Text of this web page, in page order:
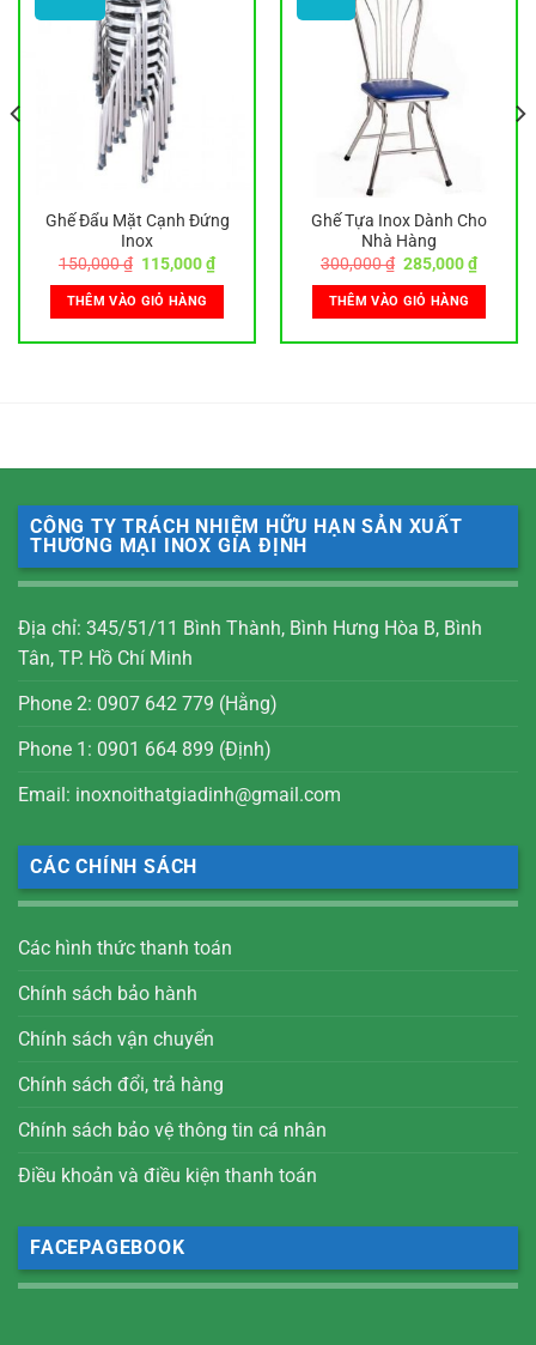
Ghế Đẩu Mặt Cạnh Đứng
Inox
150,000₫ Giá
là:
150,000 ₫.
115,000₫Giá
hiện
115,000 ₫.
THÊM VÀO GIỎ HÀNG
Ghế Tựa Inox Dành Cho
Nhà Hàng
300,000₫ Giá
là:
300,000 ₫.
285,000₫Giá
hiện
THÊM VÀO GIỎ HÀNG
CÔNG TY TRÁCH NHIỆM HỮU HẠN SẢN XUẤT
THƯƠNG MẠI INOX GIA ĐỊNH
Địa chỉ: 345/51/11 Bình Thành, Bình Hưng Hòa B, Bình
Tân, TP. Hồ Chí Minh
Phone 2: 0907 642 779 (Hằng)
Phone 1: 0901 664 899 (Định)
Email: inoxnoithatgiadinh@gmail.com
CÁC CHÍNH SÁCH
Các hình thức thanh toán
Chính sách bảo hành
Chính sách vận chuyển
Chính sách đổi, trả hàng
Chính sách bảo vệ thông tin cá nhân
Điều khoản và điều kiện thanh toán
FACEPAGEBOOK